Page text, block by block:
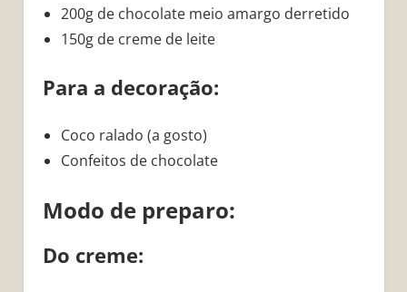
200g de chocolate meio amargo derretido
150g de creme de leite
Para a decoração:
Coco ralado (a gosto)
Confeitos de chocolate
Modo de preparo:
Do creme: